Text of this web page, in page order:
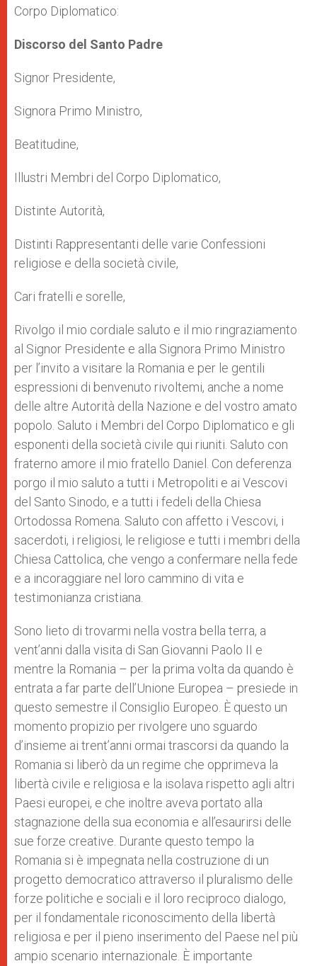
Corpo Diplomatico:
Discorso del Santo Padre
Signor Presidente,
Signora Primo Ministro,
Beatitudine,
Illustri Membri del Corpo Diplomatico,
Distinte Autorità,
Distinti Rappresentanti delle varie Confessioni
religiose e della società civile,
Cari fratelli e sorelle,
Rivolgo il mio cordiale saluto e il mio ringraziamento
al Signor Presidente e alla Signora Primo Ministro
per l’invito a visitare la Romania e per le gentili
espressioni di benvenuto rivoltemi, anche a nome
delle altre Autorità della Nazione e del vostro amato
popolo. Saluto i Membri del Corpo Diplomatico e gli
esponenti della società civile qui riuniti. Saluto con
fraterno amore il mio fratello Daniel. Con deferenza
porgo il mio saluto a tutti i Metropoliti e ai Vescovi
del Santo Sinodo, e a tutti i fedeli della Chiesa
Ortodossa Romena. Saluto con affetto i Vescovi, i
sacerdoti, i religiosi, le religiose e tutti i membri della
Chiesa Cattolica, che vengo a confermare nella fede
e a incoraggiare nel loro cammino di vita e
testimonianza cristiana.
Sono lieto di trovarmi nella vostra bella terra, a
vent’anni dalla visita di San Giovanni Paolo II e
mentre la Romania – per la prima volta da quando è
entrata a far parte dell’Unione Europea – presiede in
questo semestre il Consiglio Europeo. È questo un
momento propizio per rivolgere uno sguardo
d’insieme ai trent’anni ormai trascorsi da quando la
Romania si liberò da un regime che opprimeva la
libertà civile e religiosa e la isolava rispetto agli altri
Paesi europei, e che inoltre aveva portato alla
stagnazione della sua economia e all’esaurirsi delle
sue forze creative. Durante questo tempo la
Romania si è impegnata nella costruzione di un
progetto democratico attraverso il pluralismo delle
forze politiche e sociali e il loro reciproco dialogo,
per il fondamentale riconoscimento della libertà
religiosa e per il pieno inserimento del Paese nel più
ampio scenario internazionale. È importante